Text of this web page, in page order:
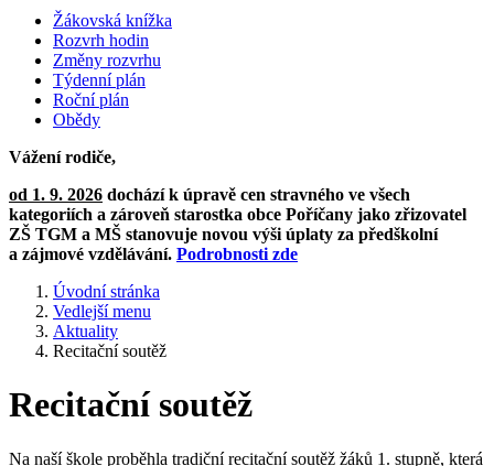
Žákovská knížka
Rozvrh hodin
Změny rozvrhu
Týdenní plán
Roční plán
Obědy
Vážení rodiče,
od 1. 9. 2026 dochází k úpravě cen stravného ve všech
kategoriích a zároveň starostka obce Poříčany jako zřizovatel
ZŠ TGM a MŠ stanovuje novou výši úplaty za předškolní
a zájmové vzdělávání. Podrobnosti zde
Úvodní stránka
Vedlejší menu
Aktuality
Recitační soutěž
Recitační soutěž
Na naší škole proběhla tradiční recitační soutěž žáků 1. stupně, která